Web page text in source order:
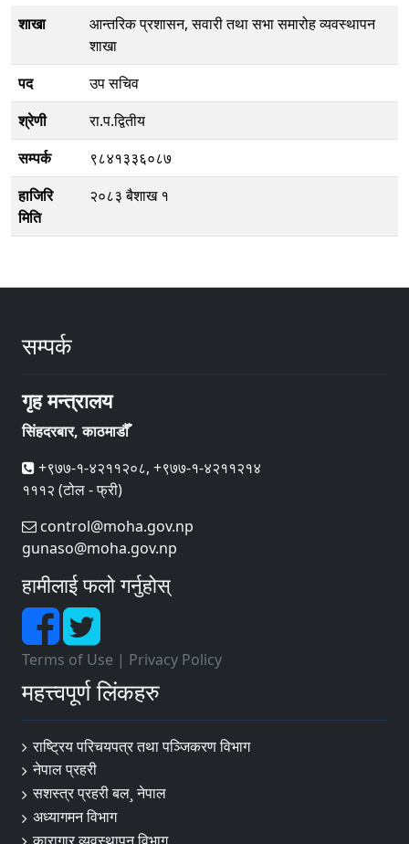
शाखा
आन्तरिक प्रशासन, सवारी तथा सभा समारोह व्यवस्थापन
शाखा
पद
उप सचिव
श्रेणी
रा.प.द्वितीय
सम्पर्क
९८४१३३६०८७
हाजिरि
मिति
२०८३ बैशाख १
सम्पर्क
गृह मन्त्रालय
सिंहदरबार, काठमाडौँ
+९७७-१-४२११२०८, +९७७-१-४२११२१४
१११२ (टोल - फ्री)
control@moha.gov.np
gunaso@moha.gov.np
हामीलाई फलो गर्नुहोस्
Terms of Use | Privacy Policy
महत्त्वपूर्ण लिंकहरु
राष्ट्रिय परिचयपत्र तथा पञ्‍जिकरण विभाग
नेपाल प्रहरी
सशस्त्र प्रहरी बल¸ नेपाल
अध्यागमन विभाग